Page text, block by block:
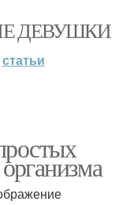
ДЕВУШКИ
статьи